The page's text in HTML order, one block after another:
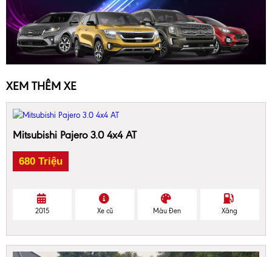
XEM THÊM XE
Mitsubishi Pajero 3.0 4x4 AT
680 Triệu
2015 Xe cũ Màu Đen Xăng